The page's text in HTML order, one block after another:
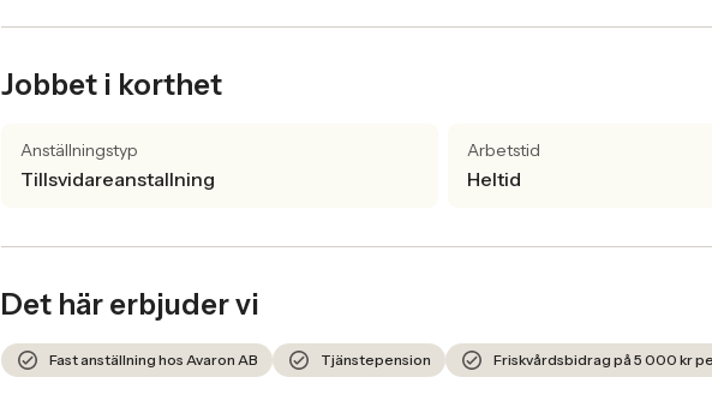
Jobbet i korthet
Anställningstyp
Tillsvidareanstallning
Arbetstid
Heltid
Det här erbjuder vi
Fast anställning hos Avaron AB Tjänstepension Friskvårdsbidrag på 5 000 kr